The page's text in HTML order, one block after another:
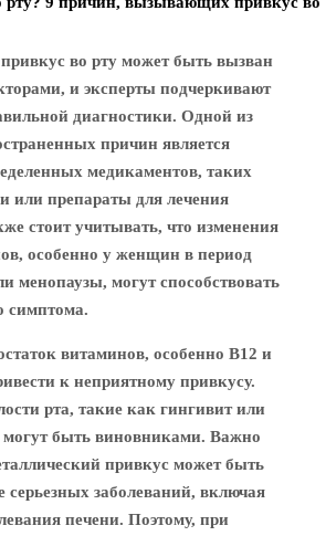
во рту может быть вызван
и эксперты подчеркивают
диагностики. Одной из
причин является
медикаментов, таких
или препараты для лечения
стоит учитывать, что изменения
особенно у женщин в период
менопаузы, могут способствовать
симптома.
витаминов, особенно B12 и
к неприятному привкусу.
рта, такие как гингивит или
могут быть виновниками. Важно
привкус может быть
серьезных заболеваний, включая
печени. Поэтому, при